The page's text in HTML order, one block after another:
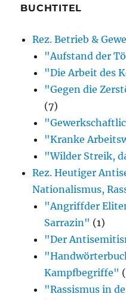
besprochenen
erwähnten
Bücher)
BUCHTITEL
Rez. Betrieb &
"Aufstand der
"Die Arbeit des
"Gegen die
(7)
"Kranke
"Wilder Streik,
Rez. Heutiger
Nationalismus,
"Angriffder
Sarrazin" (1)
"Der
Kampfbegriffe"
"Rassismus in